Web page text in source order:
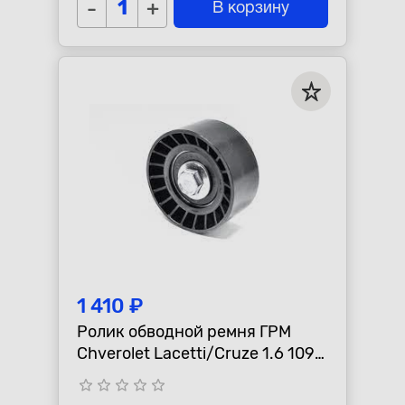
- + В корзину
1 410 ₽
Ролик обводной ремня ГРМ
Chverolet Lacetti/Cruze 1.6 109
л.с.
star_border star_border star_border star_border star_border